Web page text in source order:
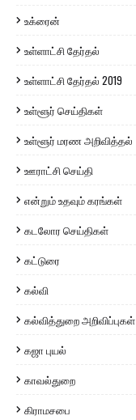
உக்ரைன்
உள்ளாட்சி தேர்தல்
உள்ளாட்சி தேர்தல் 2019
உள்ளூர் செய்திகள்
உள்ளூர் மரண அறிவித்தல்
ஊராட்சி செய்தி
என்றும் உதவும் கரங்கள்
கடலோர செய்திகள்
கட்டுரை
கல்வி
கல்வித்துறை அறிவிப்புகள்
கஜா புயல்
காவல்துறை
கிராமசபை